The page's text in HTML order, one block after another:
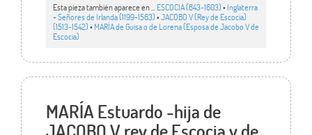
Esta pieza también aparece en ... ESCOCIA (843-1603)• Inglaterra
+ Señores de Irlanda (1199-1563)•JACOBO V (Rey de Escocia)
(1513-1542)• MARÍA de Guisa o de Lorena (Esposa de Jacobo V de
Escocia)
MARÍA Estuardo -hija de